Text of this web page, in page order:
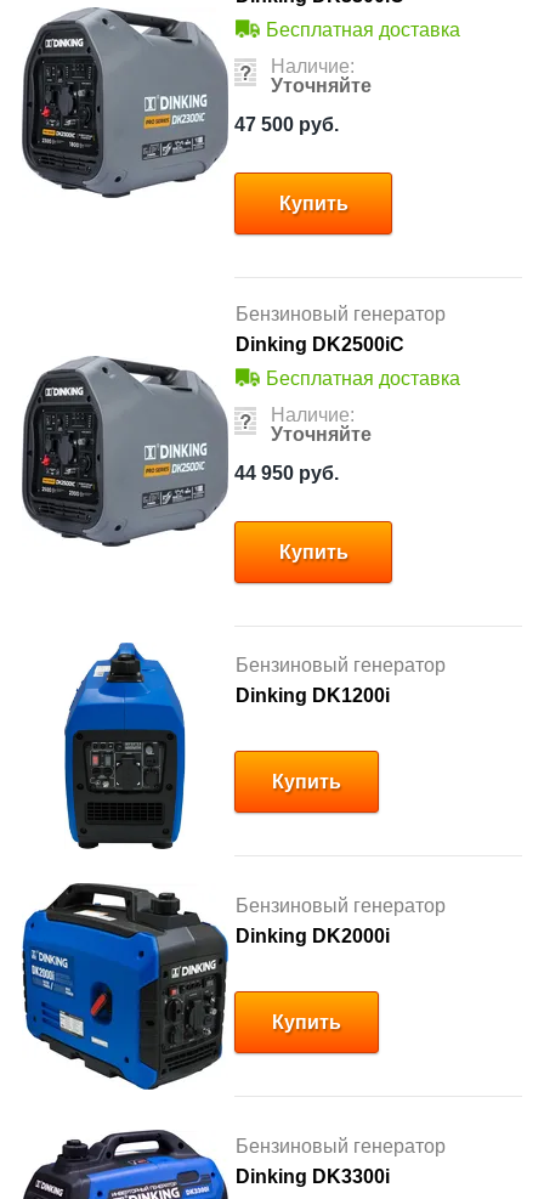
Бесплатная доставка
Наличие:
Уточняйте
47 500 руб.
Купить
Бензиновый генератор
Dinking DK2500iC
Бесплатная доставка
Наличие:
Уточняйте
44 950 руб.
Купить
Бензиновый генератор
Dinking DK1200i
Купить
Бензиновый генератор
Dinking DK2000i
Купить
Бензиновый генератор
Dinking DK3300i